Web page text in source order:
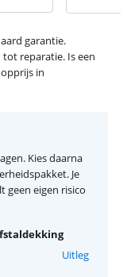
garantie.
tot reparatie. Is een
in
Kies daarna
Je
geen eigen risico
Uitleg